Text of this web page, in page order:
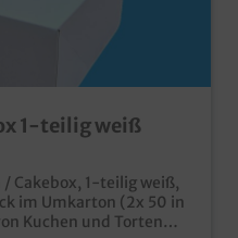
1-teilig weiß
Cakebox, 1-teilig weiß,
im Umkarton (2x 50 in